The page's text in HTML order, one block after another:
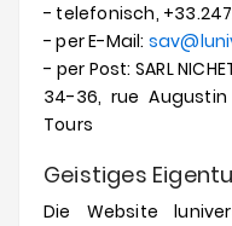
- telefonisch,
- per E-Mail: sav@
- per Post: SARL
34-36, rue Augustin
Tours
Geistiges
Die Website